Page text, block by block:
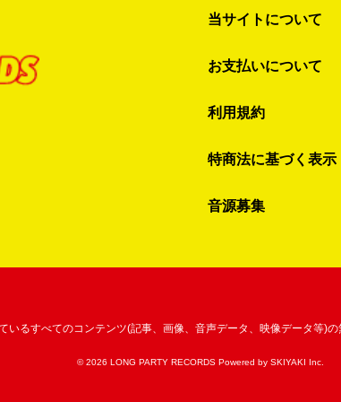
当サイトについて
お支払いについて
利用規約
特商法に基づく表示
音源募集
いるすべてのコンテンツ(記事、画像、音声データ、映像データ等)の
© 2026 LONG PARTY RECORDS Powered by SKIYAKI Inc.